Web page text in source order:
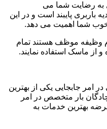
به رضایت شما می
باربری پایبند است و در این
خوب شما اهمیت می دهد.
وظیفه موظف هستند تمام
از ماسک استفاده نمایند.
در امر جابجایی یکی از بهترین
بار متخصص در امر
بهترین خدمات به